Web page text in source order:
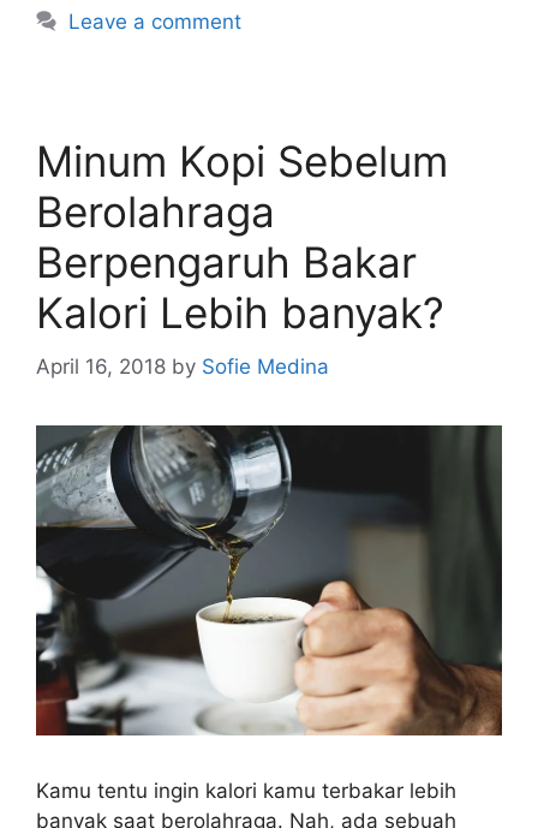
Leave a comment
Minum Kopi Sebelum
Berolahraga
Berpengaruh Bakar
Kalori Lebih banyak?
April 16, 2018 by Sofie Medina
Kamu tentu ingin kalori kamu terbakar lebih
banyak saat berolahraga. Nah, ada sebuah